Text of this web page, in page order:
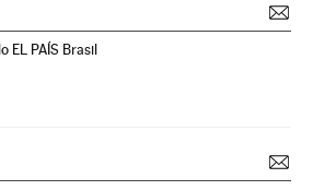
EL PAÍS Brasil